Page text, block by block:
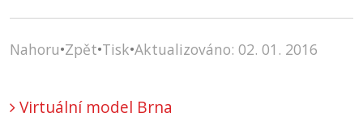
Nahoru•Zpět•Tisk•Aktualizováno: 02. 01. 2016
Virtuální model Brna